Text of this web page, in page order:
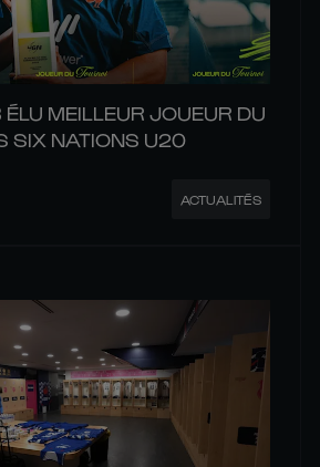
MEILLEUR JOUEUR DU
SIX NATIONS U20
ACTUALITÉS